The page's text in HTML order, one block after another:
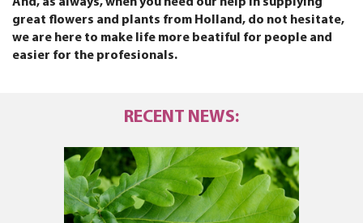
great flowers and plants from Holland, do not hesitate,
we are here to make life more beatiful for people and
easier for the profesionals.
RECENT NEWS: